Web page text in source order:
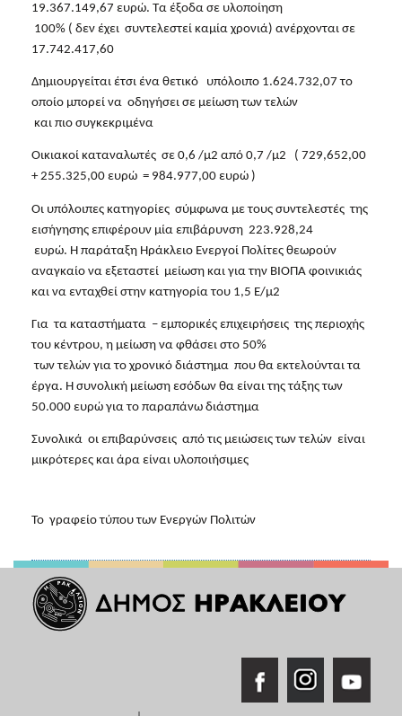
19.367.149,67 ευρώ. Τα έξοδα σε υλοποίηση
17.742.417,60
Δημιουργείται έτσι ένα θετικό   υπόλοιπο 1.624.732,07 το
οποίο μπορεί να  οδηγήσει σε μείωση των τελών
και πιο συγκεκριμένα
Οικιακοί καταναλωτές  σε 0,6 /μ2 από 0,7 /μ2   ( 729,652,00
+ 255.325,00 ευρώ  = 984.977,00 ευρώ )
Οι υπόλοιπες κατηγορίες  σύμφωνα με τους συντελεστές  της
εισήγησης επιφέρουν μία επιβάρυνση  223.928,24
αναγκαίο να εξεταστεί  μείωση και για την ΒΙΟΠΑ φοινικιάς
και να ενταχθεί στην κατηγορία του 1,5 Ε/μ2
Για  τα καταστήματα  – εμπορικές επιχειρήσεις  της περιοχής
του κέντρου, η μείωση να φθάσει στο 50%
των τελών για το χρονικό διάστημα  που θα εκτελούνται τα
έργα. Η συνολική μείωση εσόδων θα είναι της τάξης των
50.000 ευρώ για το παραπάνω διάστημα
Συνολικά  οι επιβαρύνσεις  από τις μειώσεις των τελών  είναι
Το  γραφείο τύπου των Ενεργών Πολιτών